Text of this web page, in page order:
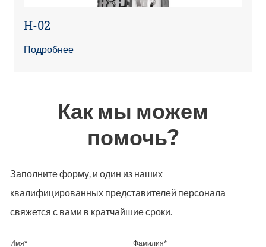
H-02
Подробнее
Как мы можем
помочь?
Заполните форму, и один из наших
квалифицированных представителей персонала
свяжется с вами в кратчайшие сроки.
Имя* Фамилия*